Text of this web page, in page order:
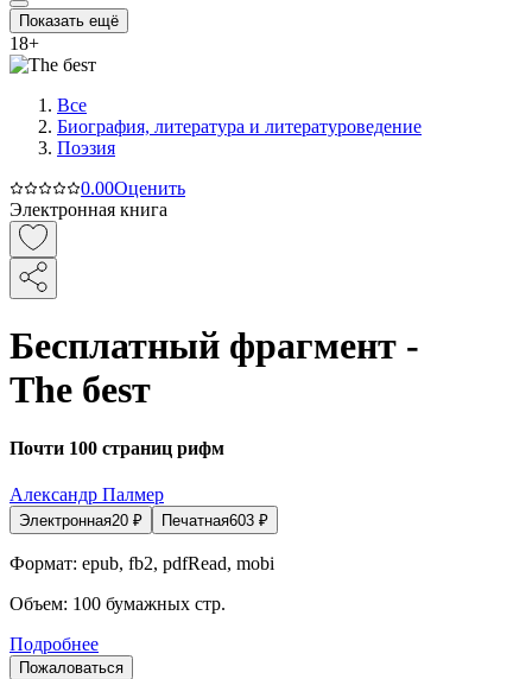
Показать ещё
18+
Все
Биография, литература и литературоведение
Поэзия
0.00Оценить
Электронная книга
Бесплатный фрагмент -
The бesт
Почти 100 страниц рифм
Александр Палмер
Электронная20 ₽ Печатная603 ₽
Формат: epub, fb2, pdfRead, mobi
Объем: 100 бумажных стр.
Подробнее
Пожаловаться